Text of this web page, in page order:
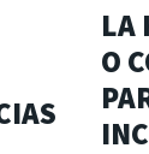
LA
O